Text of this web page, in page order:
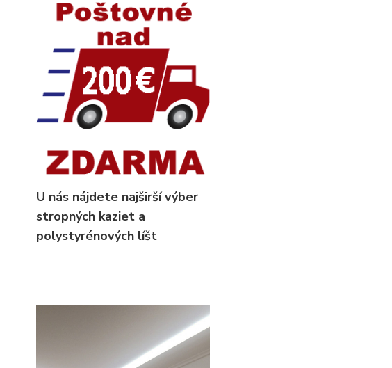
U nás nájdete najširší výber
stropných kaziet a
polystyrénových líšt